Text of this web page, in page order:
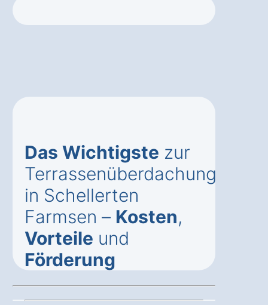
Das Wichtigste zur
Terrassenüberdachung
in Schellerten
Farmsen – Kosten,
Vorteile und
Förderung